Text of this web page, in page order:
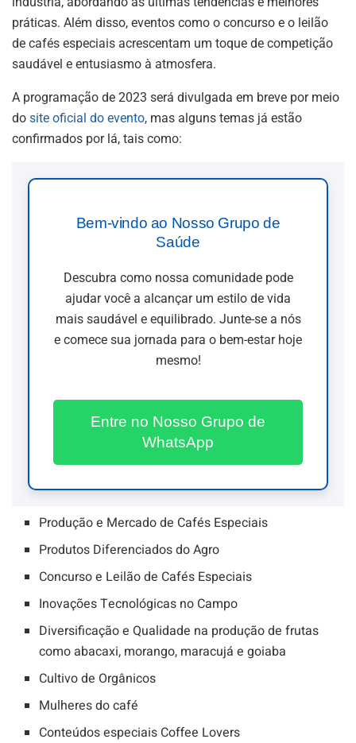
práticas. Além disso, eventos como o concurso e o leilão
de cafés especiais acrescentam um toque de competição
saudável e entusiasmo à atmosfera.
A programação de 2023 será divulgada em breve por meio
do site oficial do evento, mas alguns temas já estão
confirmados por lá, tais como:
Bem-vindo ao Nosso Grupo de
Saúde
Descubra como nossa comunidade pode
ajudar você a alcançar um estilo de vida
mais saudável e equilibrado. Junte-se a nós
e comece sua jornada para o bem-estar hoje
mesmo!
Entre no Nosso Grupo de
WhatsApp
Produção e Mercado de Cafés Especiais
Produtos Diferenciados do Agro
Concurso e Leilão de Cafés Especiais
Inovações Tecnológicas no Campo
Diversificação e Qualidade na produção de frutas
como abacaxi, morango, maracujá e goiaba
Cultivo de Orgânicos
Mulheres do café
Conteúdos especiais Coffee Lovers